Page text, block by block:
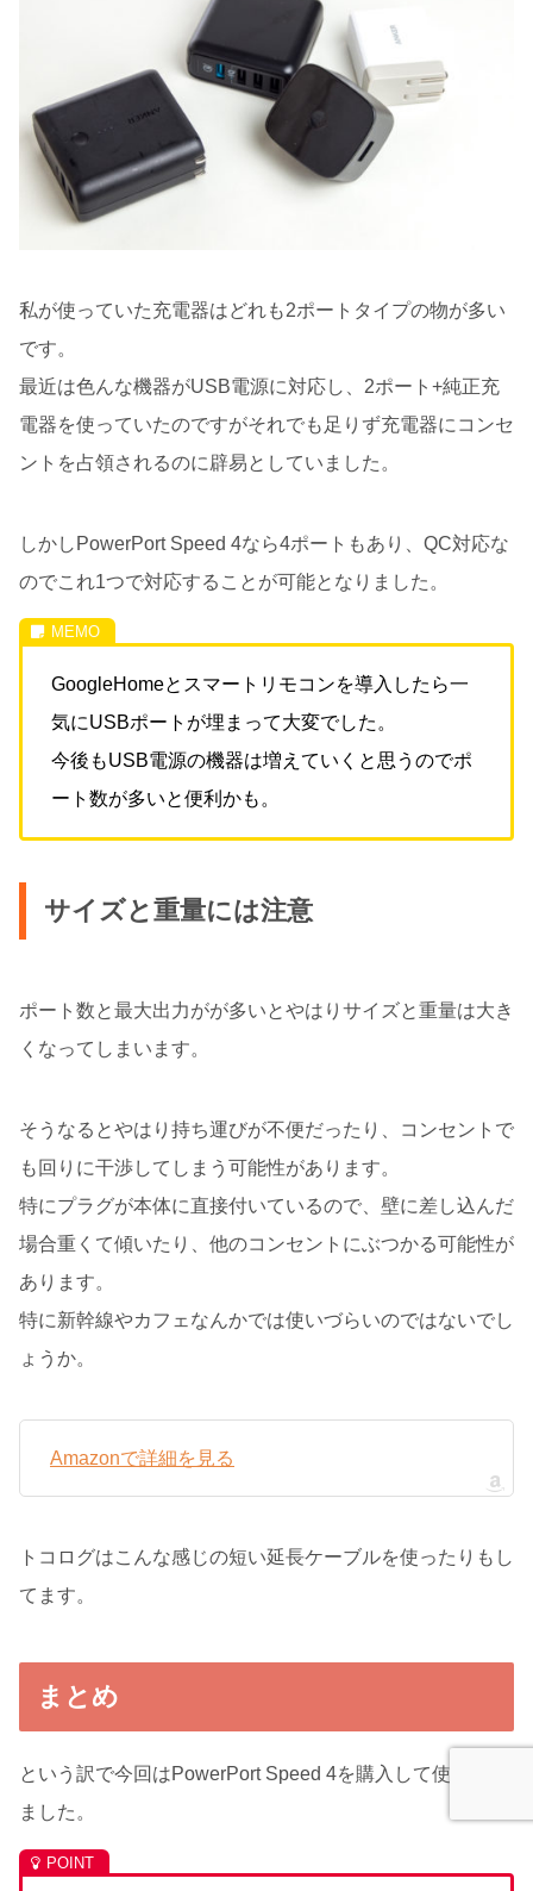
私が使っていた充電器はどれも2ポートタイプの物が多い
です。
最近は色んな機器がUSB電源に対応し、2ポート+純正充
電器を使っていたのですがそれでも足りず充電器にコンセ
ントを占領されるのに辟易としていました。
しかしPowerPort Speed 4なら4ポートもあり、QC対応な
のでこれ1つで対応することが可能となりました。
GoogleHomeとスマートリモコンを導入したら一
気にUSBポートが埋まって大変でした。
今後もUSB電源の機器は増えていくと思うのでポ
ート数が多いと便利かも。
サイズと重量には注意
ポート数と最大出力がが多いとやはりサイズと重量は大き
くなってしまいます。
そうなるとやはり持ち運びが不便だったり、コンセントで
も回りに干渉してしまう可能性があります。
特にプラグが本体に直接付いているので、壁に差し込んだ
場合重くて傾いたり、他のコンセントにぶつかる可能性が
あります。
特に新幹線やカフェなんかでは使いづらいのではないでし
ょうか。
Amazonで詳細を見る
トコログはこんな感じの短い延長ケーブルを使ったりもし
てます。
まとめ
という訳で今回はPowerPort Speed 4を購入して使ってみ
ました。